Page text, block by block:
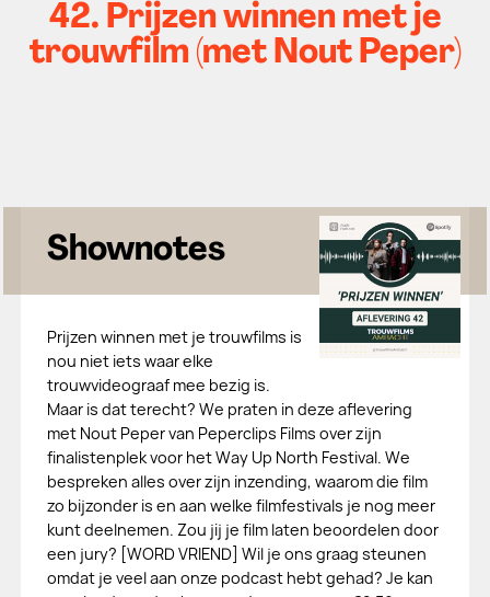
42. Prijzen winnen met je
trouwfilm (met Nout Peper)
Shownotes
Prijzen winnen met je trouwfilms is
nou niet iets waar elke
trouwvideograaf mee bezig is.
Maar is dat terecht? We praten in deze aflevering
met Nout Peper van Peperclips Films over zijn
finalistenplek voor het Way Up North Festival. We
bespreken alles over zijn inzending, waarom die film
zo bijzonder is en aan welke filmfestivals je nog meer
kunt deelnemen. Zou jij je film laten beoordelen door
een jury? [WORD VRIEND] Wil je ons graag steunen
omdat je veel aan onze podcast hebt gehad? Je kan